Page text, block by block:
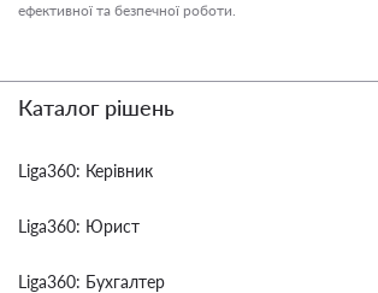
ефективної та безпечної роботи.
Каталог рішень
Liga360: Керівник
Liga360: Юрист
Liga360: Бухгалтер